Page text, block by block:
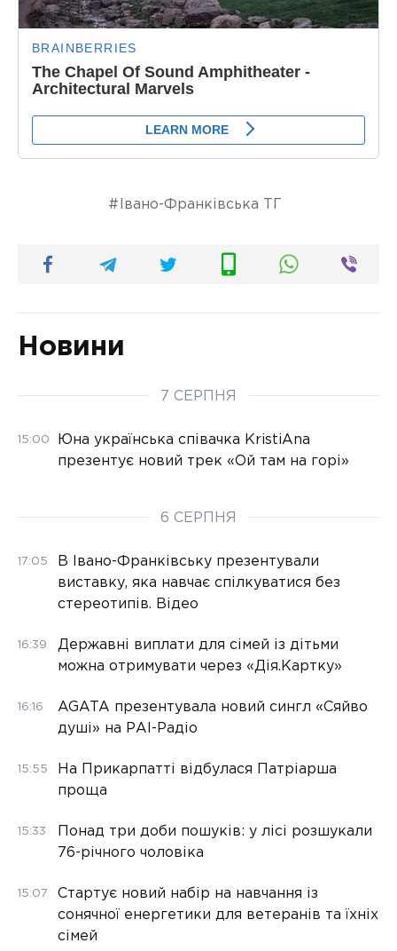
Івано-Франківська ТГ
Новини
7 СЕРПНЯ
15:00
Юна українська співачка KristiAna
презентує новий трек «Ой там на горі»
6 СЕРПНЯ
17:05
В Івано-Франківську презентували
виставку, яка навчає спілкуватися без
стереотипів. Відео
16:39
Державні виплати для сімей із дітьми
можна отримувати через «Дія.Картку»
16:16
AGATA презентувала новий сингл «Сяйво
душі» на РАІ-Радіо
15:55
На Прикарпатті відбулася Патріарша
проща
15:33
Понад три доби пошуків: у лісі розшукали
76-річного чоловіка
15:07
Стартує новий набір на навчання із
сонячної енергетики для ветеранів та їхніх
сімей